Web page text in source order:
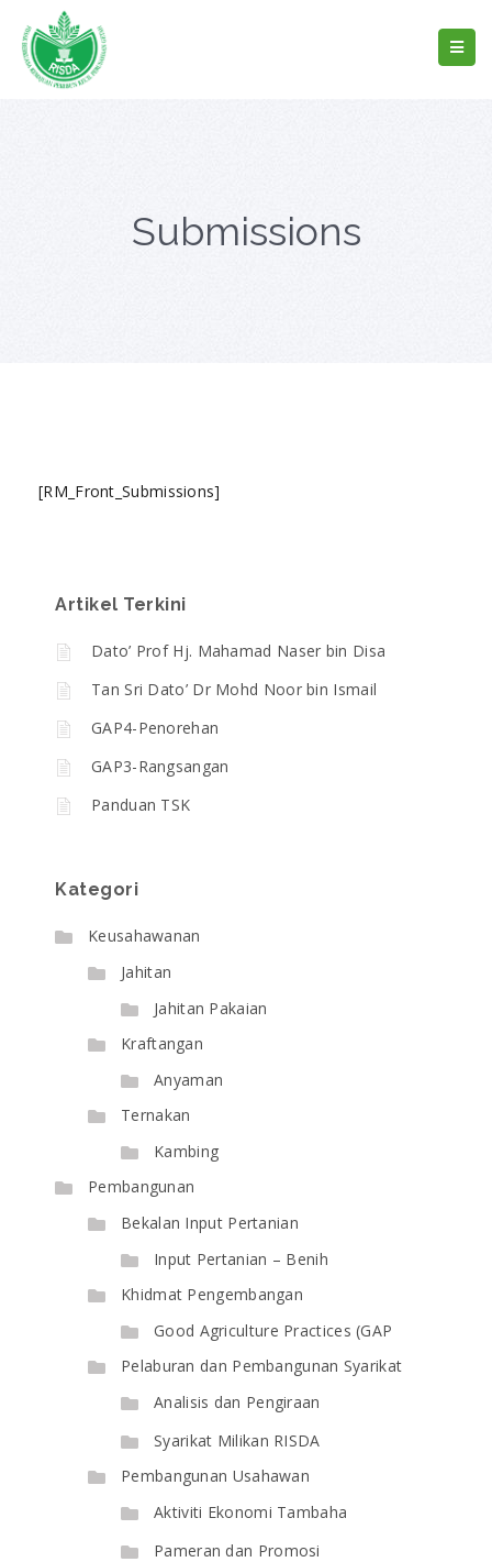
Submissions
[RM_Front_Submissions]
Artikel Terkini
Dato’ Prof Hj. Mahamad Naser bin Disa
Tan Sri Dato’ Dr Mohd Noor bin Ismail
GAP4-Penorehan
GAP3-Rangsangan
Panduan TSK
Kategori
Keusahawanan
Jahitan
Jahitan Pakaian
Kraftangan
Anyaman
Ternakan
Kambing
Pembangunan
Bekalan Input Pertanian
Input Pertanian – Benih
Khidmat Pengembangan
Good Agriculture Practices (GAP
Pelaburan dan Pembangunan Syarikat
Analisis dan Pengiraan
Syarikat Milikan RISDA
Pembangunan Usahawan
Aktiviti Ekonomi Tambaha
Pameran dan Promosi